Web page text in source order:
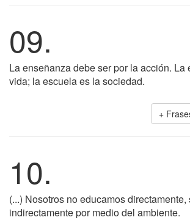
09.
La enseñanza debe ser por la acción. La
vida; la escuela es la sociedad.
+
10.
(...) Nosotros no educamos directamente,
indirectamente por medio del ambiente.